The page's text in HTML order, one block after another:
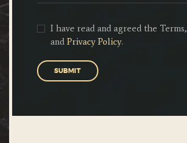
I have read and agreed the
andPrivacy Policy.